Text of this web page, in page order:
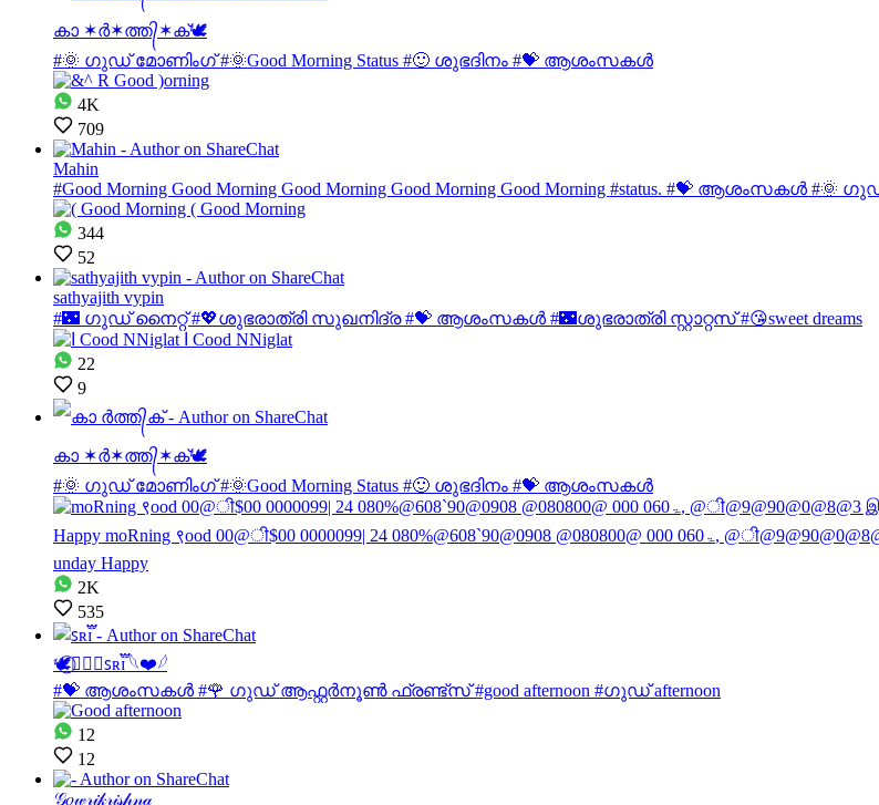
കാ ✶ർ✶ത്ത᭄✶ക്‌🕊
#🌞 ഗുഡ് മോണിംഗ് #🌞Good Morning Status #🙂 ശുഭദിനം #💝 ആശംസകള്‍
4K
709
Mahin
#Good Morning Good Morning Good Morning Good Morning Good Morning #status. #💝 ആശംസകള്‍ #🌞
344
52
sathyajith vypin
#🌃 ഗുഡ് നൈറ്റ് #💖ശുഭരാത്രി സുഖനിദ്ര #💝 ആശംസകള്‍ #🌃ശുഭരാത്രി സ്റ്റാറ്റസ് #😘sweet dreams
22
9
കാ ✶ർ✶ത്ത᭄✶ക്‌🕊
#🌞 ഗുഡ് മോണിംഗ് #🌞Good Morning Status #🙂 ശുഭദിനം #💝 ആശംസകള്‍
2K
535
🕊️⃝🧚🏻‍♀️ꜱʀɪ֟፝ 𓆩❤️𓆪
#💝 ആശംസകള്‍ #🌹 ഗുഡ് ആഫ്റ്റർനൂൺ ഫ്രണ്ട്സ് #good afternoon #ഗുഡ് afternoon
12
12
𝒢𝑜𝓌𝓇𝒾𝓀𝓇𝒾𝓈𝒽𝓃𝒶